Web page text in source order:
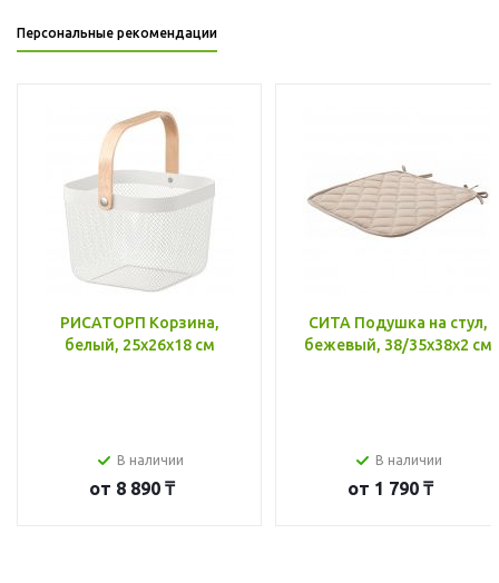
Персональные рекомендации
РИСАТОРП Корзина,
белый, 25x26x18 см
В наличии
от 8 890 ₸
СИТА Подушка на стул,
бежевый, 38/35x38x2 см
В наличии
от 1 790 ₸